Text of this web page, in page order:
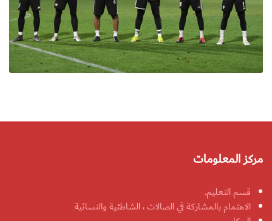
مركز المعلومات
قسم التعليم.
الاهتمام بالمشاركة في الصالات ، الشاطئية والنسائية